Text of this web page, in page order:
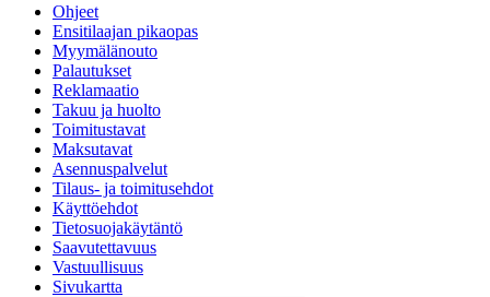
Ohjeet
Ensitilaajan pikaopas
Myymälänouto
Palautukset
Reklamaatio
Takuu ja huolto
Toimitustavat
Maksutavat
Asennuspalvelut
Tilaus- ja toimitusehdot
Käyttöehdot
Tietosuojakäytäntö
Saavutettavuus
Vastuullisuus
Sivukartta